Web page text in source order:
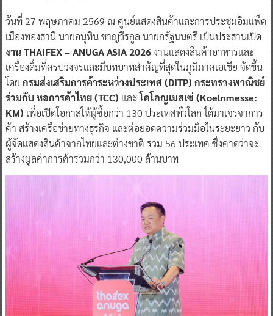
วันที่ 27 พฤษภาคม 2569 ณ ศูนย์แสดงสินค้าและการประชุมอิมแพ็ค
เมืองทองธานี นายอนุทิน ชาญวีรกูล นายกรัฐมนตรี เป็นประธานเปิด
งาน THAIFEX – ANUGA ASIA 2026งานแสดงสินค้าอาหารและ
เครื่องดื่มที่ครบวงจรและมีบทบาทสำคัญที่สุดในภูมิภาคเอเชีย จัดขึ้น
โดย กรมส่งเสริมการค้าระหว่างประเทศ (DITP) กระทรวงพาณิชย์
ร่วมกับ หอการค้าไทย (TCC) และโคโลญเมสเซ่ (Koelnmesse:
KM) เพื่อเปิดโอกาสให้ผู้ซื้อกว่า 130 ประเทศทั่วโลก ได้มาเจรจาการ
ค้า สร้างเครือข่ายทางธุรกิจ และต่อยอดความร่วมมือในระยะยาว กับ
ผู้จัดแสดงสินค้าจากไทยและต่างชาติ รวม 56 ประเทศ ซึ่งคาดว่าจะ
สร้างมูลค่าการค้ารวมกว่า 130,000 ล้านบาท